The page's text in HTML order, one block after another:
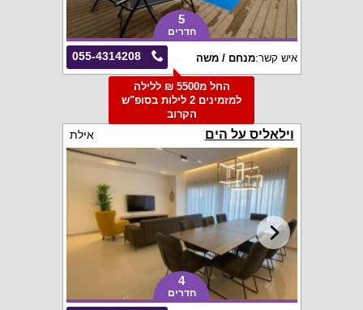
5
חדרים
055-4314208 איש קשר:מנחם / משה
החל מ5500 ₪ ללילה
למזמינים 2 לילות בסופ"ש
הקרוב
וילאליס על הים אילת
4
חדרים